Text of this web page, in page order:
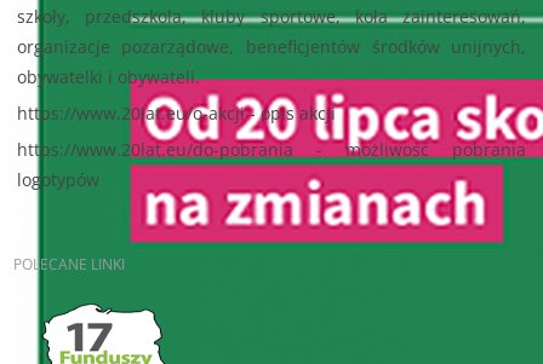
szkoły, przedszkola, kluby sportowe, koła zainteresowań,
organizacje pozarządowe, beneficjentów środków unijnych,
obywatelki i obywateli.
https://www.20lat.eu/o-akcji - opis akcji
https://www.20lat.eu/do-pobrania - możliwość pobrania
logotypów
POLECANE LINKI